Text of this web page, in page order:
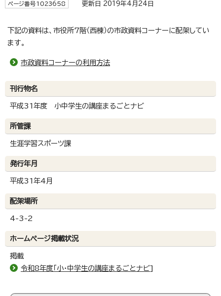
ページ番号1023658 更新日 2019年4月24日
下記の資料は、市役所7階（西棟）の市政資料コーナーに配架してい
ます。
市政資料コーナーの利用方法
刊行物名
平成31年度 小中学生の講座まるごとナビ
所管課
生涯学習スポーツ課
発行年月
平成31年4月
配架場所
4-3-2
ホームページ掲載状況
掲載
令和8年度「小・中学生の講座まるごとナビ]